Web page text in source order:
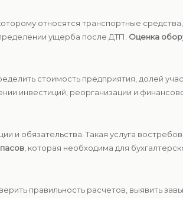
которому относятся транспортные
ущерба после ДТП. Оценка
стоимость предприятия, долей
инвестиций, реорганизации и
и обязательства. Такая услуга
, которая необходима для
правильность расчетов, выявить